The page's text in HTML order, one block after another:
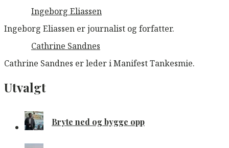
Ingeborg Eliassen
Ingeborg Eliassen er journalist og forfatter.
Cathrine Sandnes
Cathrine Sandnes er leder i Manifest Tankesmie.
Utvalgt
Bryte ned og bygge opp